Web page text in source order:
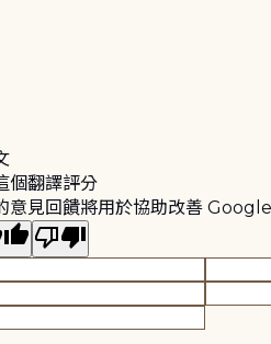
個翻譯評分
意見回饋將用於協助改善